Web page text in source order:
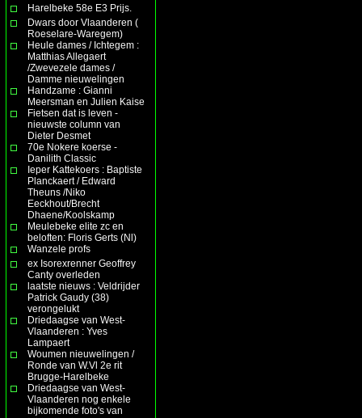
Harelbeke 58e E3 Prijs.
Dwars door Vlaanderen (
Roeselare-Waregem)
Heule dames / Ichtegem :
Matthias Allegaert
/Zwevezele dames /
Damme nieuwelingen
Handzame : Gianni
Meersman en Julien Kaise
Fietsen dat is leven -
nieuwste column van
Dieter Desmet
70e Nokere koerse -
Danilith Classic
Ieper Kattekoers : Baptiste
Planckaert / Edward
Theuns /Niko
Eeckhout/Brecht
Dhaene/Koolskamp
Meulebeke elite zc en
beloften: Floris Gerts (Nl)
Wanzele profs
ex Isorexrenner Geoffrey
Canty overleden
laatste nieuws : Veldrijder
Patrick Gaudy (38)
verongelukt
Driedaagse van West-
Vlaanderen : Yves
Lampaert
Woumen nieuwelingen /
Ronde van W.Vl 2e rit
Brugge-Harelbeke
Driedaagse van West-
Vlaanderen nog enkele
bijkomende foto's van